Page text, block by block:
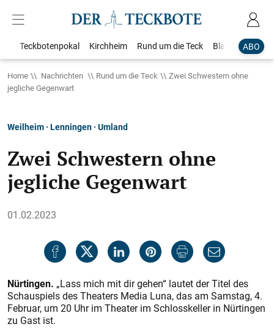
ABO
Teckbotenpokal Kirchheim Rund um die Teck Blaulicht
Home Nachrichten Rund um die Teck
Zwei Schwestern ohne
jegliche Gegenwart
Weilheim · Lenningen · Umland
Zwei Schwestern ohne
jegliche Gegenwart
01.02.2023
Nürtingen. „Lass mich mit dir gehen“ lautet der Titel des
Schauspiels des Theaters Media Luna, das am Samstag, 4.
Februar, um 20 Uhr im Theater im Schlosskeller in Nürtingen
zu Gast ist.